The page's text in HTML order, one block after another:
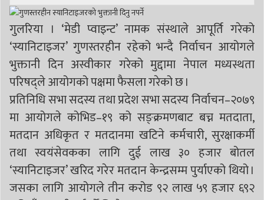
गुलरिया । ‘मेडी प्वाइन्ट’ नामक संस्थाले आपूर्ति गरेको
‘स्यानिटाइजर’ गुणस्तरहीन रहेको भन्दै निर्वाचन आयोगले
भुक्तानी दिन अस्वीकार गरेको मुद्दामा नेपाल मध्यस्थता
परिषद्ले आयोगको पक्षमा फैसला गरेको छ ।
प्रतिनिधि सभा सदस्य तथा प्रदेश सभा सदस्य निर्वाचन–२०७९
मा आयोगले कोभिड–१९ को सङ्क्रमणबाट बच्न मतदाता,
मतदान अधिकृत र मतदानमा खटिने कर्मचारी, सुरक्षाकर्मी
तथा स्वयंसेवकका लागि दुई लाख ३० हजार बोतल
‘स्यानिटाइजर’ खरिद गरेर मतदान केन्द्रसम्म पुर्याएको थियो ।
जसका लागि आयोगले तीन करोड ९२ लाख ५९ हजार ६९२